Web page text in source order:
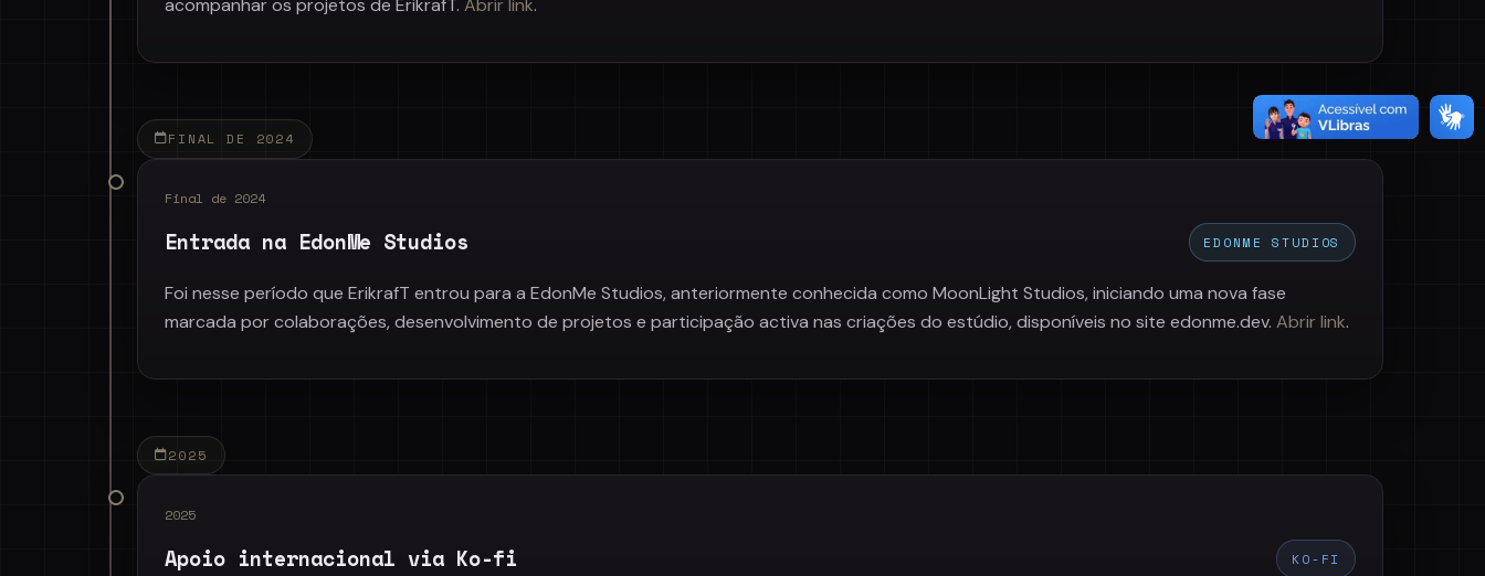
acompanhar os projetos de ErikrafT. Abrir link.
FINAL DE 2024
Final de 2024
Entrada na EdonMe Studios EDONME STUDIOS
Foi nesse período que ErikrafT entrou para a EdonMe Studios, anteriormente conhecida como MoonLight Studios, iniciando uma nova fase
marcada por colaborações, desenvolvimento de projetos e participação activa nas criações do estúdio, disponíveis no site edonme.dev. Abrir link.
2025
2025
Apoio internacional via Ko-fi KO-FI